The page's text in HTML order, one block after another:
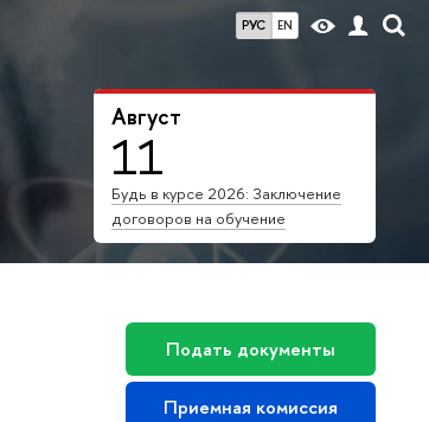
РУС EN
Август
11
Будь в курсе 2026: Заключение
договоров на обучение
Подать документы
Приемная комиссия